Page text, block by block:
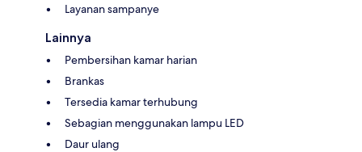
Layanan sampanye
Lainnya
Pembersihan kamar harian
Brankas
Tersedia kamar terhubung
Sebagian menggunakan lampu LED
Daur ulang